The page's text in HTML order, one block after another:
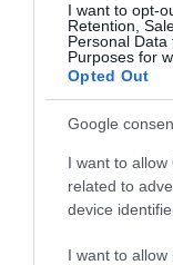
I want to opt-
Retention,
Personal
Purposes for
Opted Out
Google
I want to
related to
device
I want to